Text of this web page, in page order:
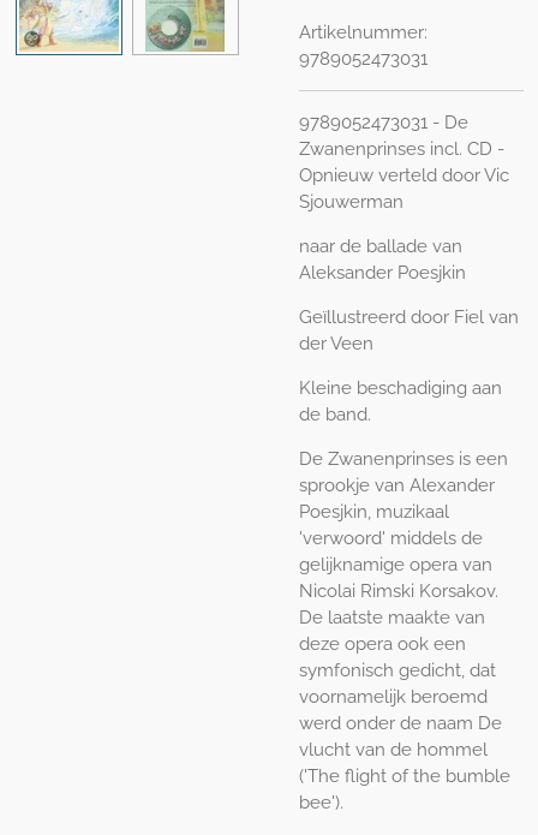
Artikelnummer:
9789052473031
9789052473031 - De
Zwanenprinses incl. CD -
Opnieuw verteld door Vic
Sjouwerman
naar de ballade van
Aleksander Poesjkin
Geïllustreerd door Fiel van
der Veen
Kleine beschadiging aan
de band.
De Zwanenprinses is een
sprookje van Alexander
Poesjkin, muzikaal
'verwoord' middels de
gelijknamige opera van
Nicolai Rimski Korsakov.
De laatste maakte van
deze opera ook een
symfonisch gedicht, dat
voornamelijk beroemd
werd onder de naam De
vlucht van de hommel
('The flight of the bumble
bee').